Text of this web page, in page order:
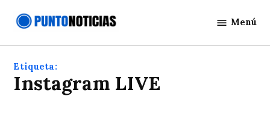
Noticias
Menú
Etiqueta:
Instagram LIVE